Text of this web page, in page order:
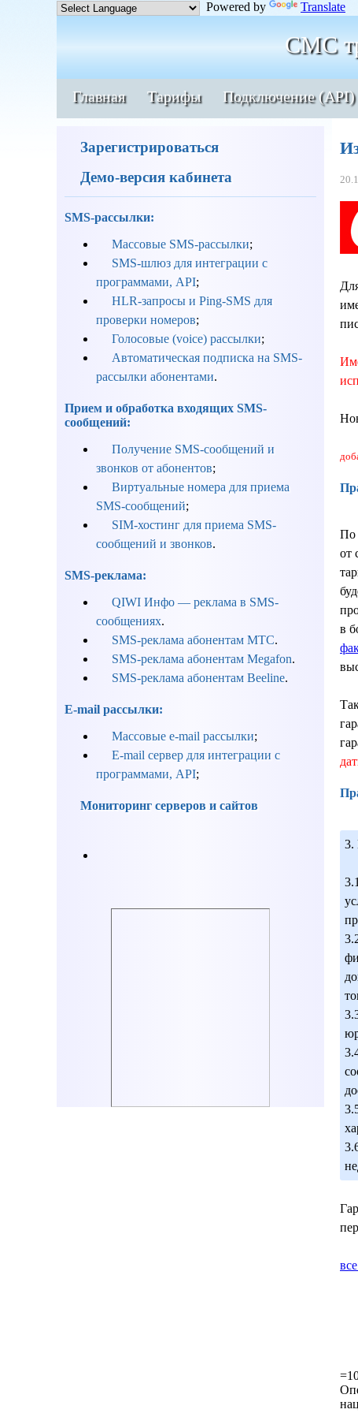
Powered by Translate
СМС
Главная Тарифы Подключение (API)
Зарегистрироваться
Демо-версия кабинета
SMS-рассылки:
Массовые SMS-рассылки;
SMS-шлюз для интеграции с
программами, API;
HLR-запросы и Ping-SMS для
проверки номеров;
Голосовые (voice) рассылки;
Автоматическая подписка на SMS-
рассылки абонентами.
Прием и обработка входящих SMS-
сообщений:
Получение SMS-сообщений и
звонков от абонентов;
Виртуальные номера для приема
SMS-сообщений;
SIM-хостинг для приема SMS-
сообщений и звонков.
SMS-реклама:
QIWI Инфо — реклама в SMS-
сообщениях.
SMS-реклама абонентам МТС.
SMS-реклама абонентам Megafon.
SMS-реклама абонентам Beeline.
E-mail рассылки:
Массовые e-mail рассылки;
E-mail сервер для интеграции с
программами, API;
Мониторинг серверов и сайтов
По
от
в
3.